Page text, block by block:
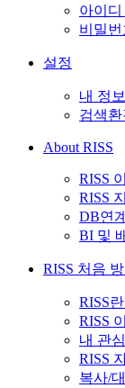
아이디
비밀번
설정
내 정보
검색
About RISS
RISS
RISS
DB연
BI 및
RISS 처음
RISS
RISS
내 관
RISS
복사/